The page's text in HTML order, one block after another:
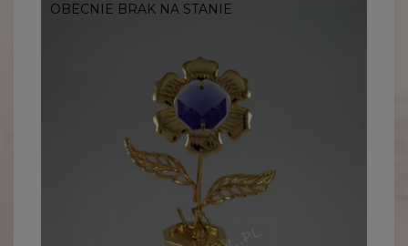
OBECNIE BRAK NA STANIE